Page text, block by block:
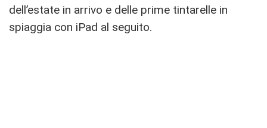
dell’estate in arrivo e delle prime tintarelle in
spiaggia con iPad al seguito.